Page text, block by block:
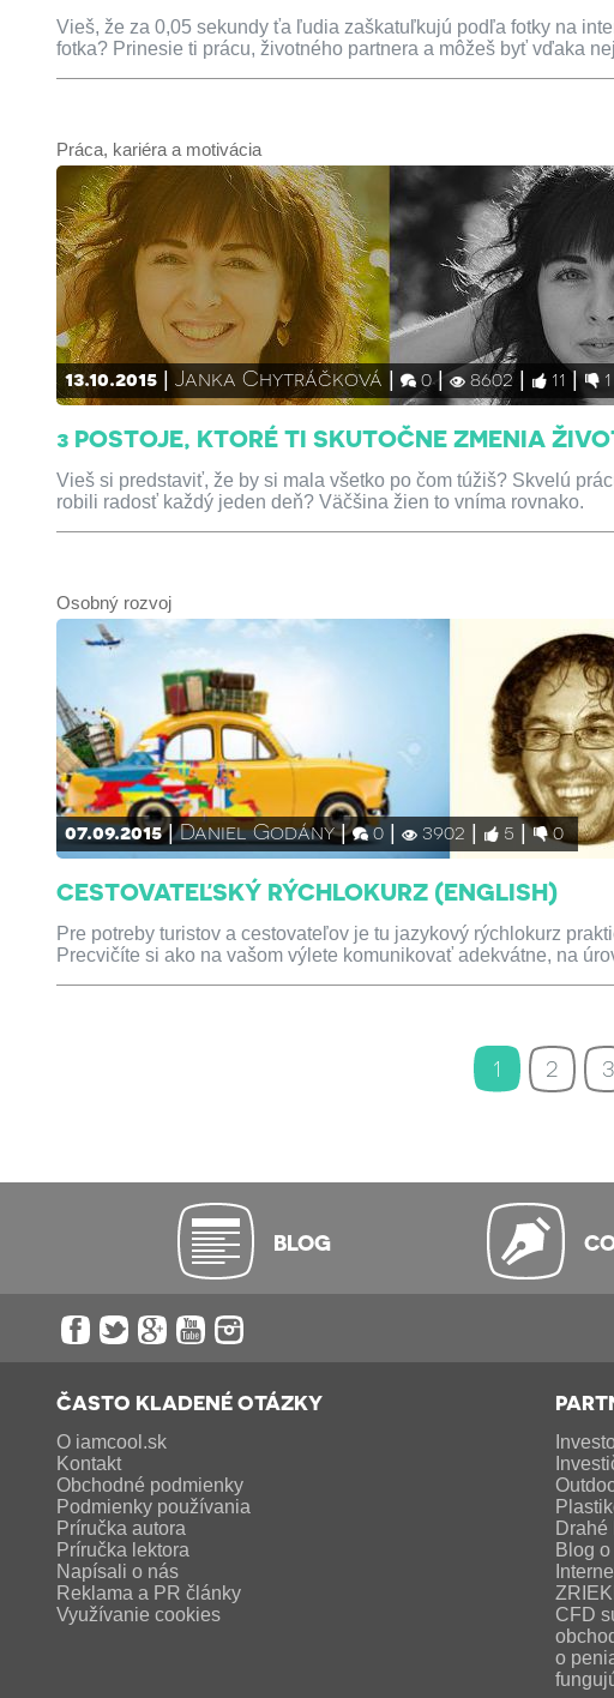
Vieš, že za 0,05 sekundy ťa ľudia zaškatuľkujú podľa fotky na
fotka? Prinesie ti prácu, životného partnera a môžeš byť vďaka
Práca, kariéra a motivácia
13.10.2015 Janka Chytráčková 0 8602 11 1
3 POSTOJE, KTORÉ TI SKUTOČNE ZMENIA
Vieš si predstaviť, že by si mala všetko po čom túžiš? Skvelú
robili radosť každý jeden deň? Väčšina žien to vníma rovnako.
Osobný rozvoj
07.09.2015 Daniel Godány 0 3902 5 0
CESTOVATEĽSKÝ RÝCHLOKURZ (ENGLISH)
Pre potreby turistov a cestovateľov je tu jazykový rýchlokurz
Precvičíte si ako na vašom výlete komunikovať adekvátne, na
1 2 3
BLOG
ČASTO KLADENÉ OTÁZKY
O iamcool.sk
Kontakt
Obchodné podmienky
Podmienky používania
Príručka autora
Príručka lektora
Napísali o nás
Reklama a PR články
Využívanie cookies
Drahé
Blog
CFD
o